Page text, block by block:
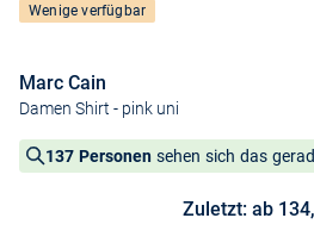
Wenige verfügbar
Marc Cain
Damen Shirt - pink uni
137 Personen sehen sich das
Zuletzt: ab